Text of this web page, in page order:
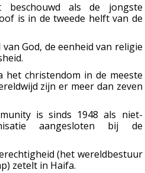
beschouwd als de jongste
is in de tweede helft van de
God, de eenheid van religie
het christendom in de meeste
zijn er meer dan zeven
is sinds 1948 als niet-
aangesloten bij de
(het wereldbestuur
zetelt in Haifa.